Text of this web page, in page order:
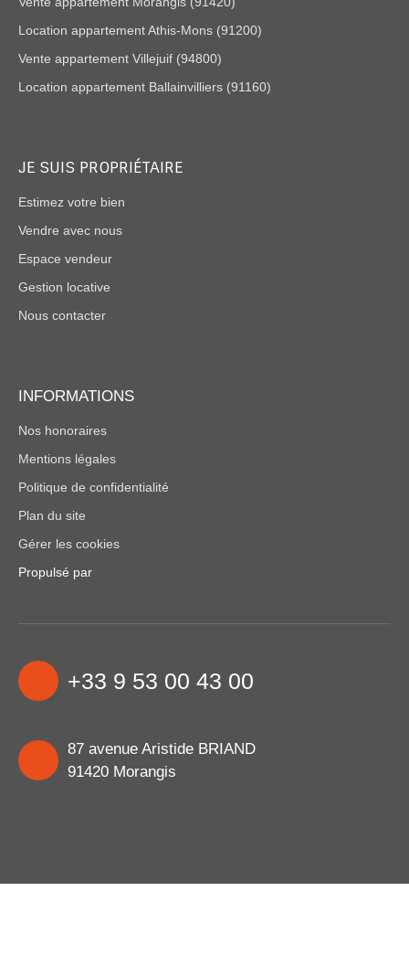
Location appartement Athis-Mons (91200)
Vente appartement Villejuif (94800)
Location appartement Ballainvilliers (91160)
JE SUIS PROPRIÉTAIRE
Estimez votre bien
Vendre avec nous
Espace vendeur
Gestion locative
Nous contacter
INFORMATIONS
Nos honoraires
Mentions légales
Politique de confidentialité
Plan du site
Gérer les cookies
Propulsé par
+33 9 53 00 43 00
87 avenue Aristide BRIAND
91420 Morangis